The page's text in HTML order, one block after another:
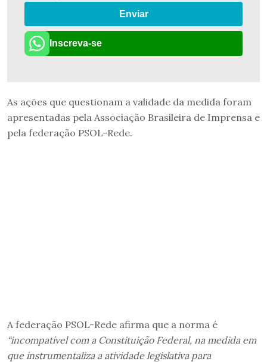
Enviar
Inscreva-se
As ações que questionam a validade da medida foram
apresentadas pela Associação Brasileira de Imprensa e
pela federação PSOL-Rede.
A federação PSOL-Rede afirma que a norma é
“incompatível com a Constituição Federal, na medida em
que instrumentaliza a atividade legislativa para